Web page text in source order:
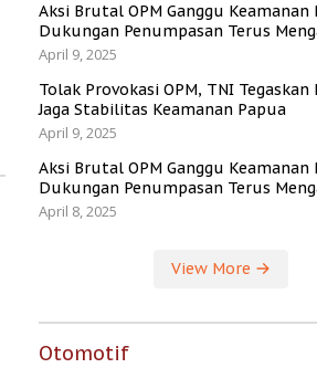
Aksi Brutal OPM Ganggu Keamanan
Dukungan Penumpasan Terus
April 9, 2025
Tolak Provokasi OPM, TNI
Jaga Stabilitas Keamanan Papua
April 9, 2025
Aksi Brutal OPM Ganggu Keamanan
Dukungan Penumpasan Terus
April 8, 2025
View More
Otomotif